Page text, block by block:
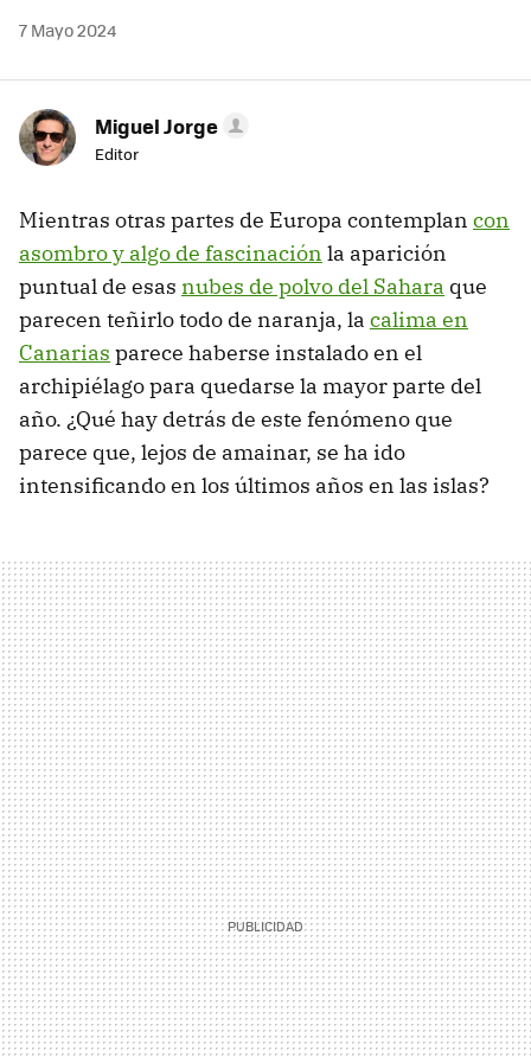
7 Mayo 2024
Miguel Jorge
Editor
Mientras otras partes de Europa contemplan con
asombro y algo de fascinación la aparición
puntual de esas nubes de polvo del Sahara que
parecen teñirlo todo de naranja, la calima en
Canarias parece haberse instalado en el
archipiélago para quedarse la mayor parte del
año. ¿Qué hay detrás de este fenómeno que
parece que, lejos de amainar, se ha ido
intensificando en los últimos años en las islas?